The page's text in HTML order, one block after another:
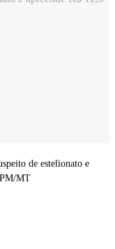
de estelionato e
MT